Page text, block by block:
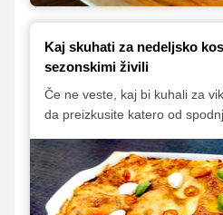
Kaj skuhati za nedeljsko
sezonskimi živili
Če ne veste, kaj bi kuhali za
da preizkusite katero od
fižol in jajčevci. Vse
samostojno kosilo, ki ga